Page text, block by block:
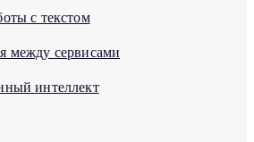
с текстом
между сервисами
интеллект